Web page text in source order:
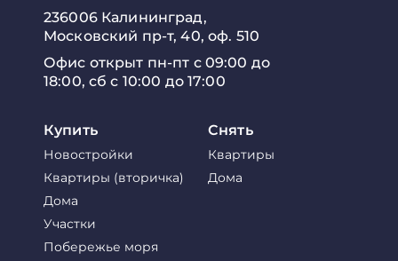
236006 Калининград,
Московский пр-т, 40, оф. 510
Офис открыт пн-пт с 09:00 до
18:00, сб с 10:00 до 17:00
Купить
Новостройки
Квартиры (вторичка)
Дома
Участки
Побережье моря
Снять
Квартиры
Дома